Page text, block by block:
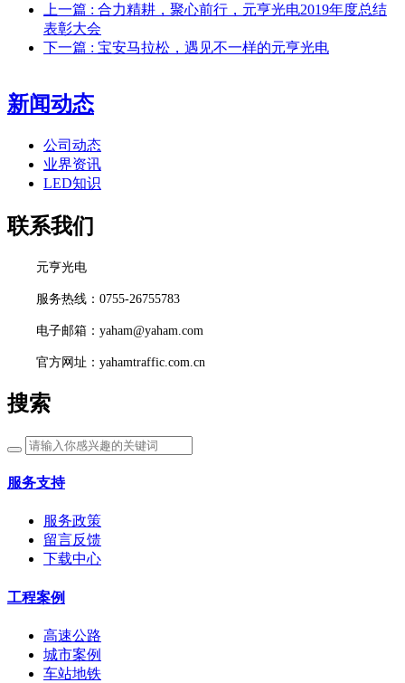
上一篇 : 合力精耕，聚心前行，元亨光电2019年度总结
表彰大会
下一篇 : 宝安马拉松，遇见不一样的元亨光电
新闻动态
公司动态
业界资讯
LED知识
联系我们
元亨光电
服务热线：0755-26755783
电子邮箱：yaham@yaham.com
官方网址：yahamtraffic.com.cn
搜索
服务支持
服务政策
留言反馈
下载中心
工程案例
高速公路
城市案例
车站地铁